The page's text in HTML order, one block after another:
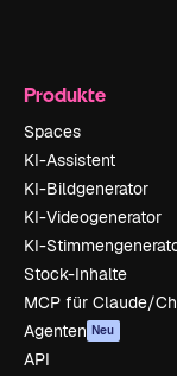
Produkte
Spaces
KI-Assistent
KI-Bildgenerator
KI-Videogenerator
KI-
Stock-Inhalte
MCP für Claude/
Agenten Neu
API